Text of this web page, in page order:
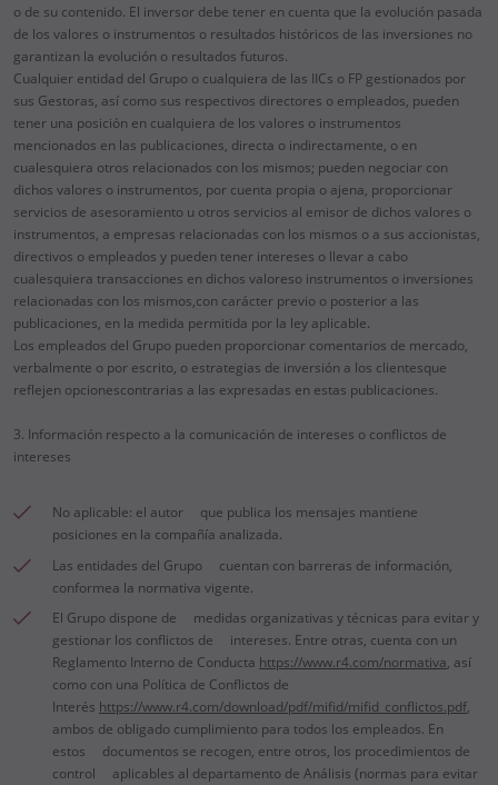
o de su contenido. El inversor debe tener en cuenta que la evolución pasada
de los valores o instrumentos o resultados históricos de las inversiones no
garantizan la evolución o resultados futuros.
Cualquier entidad del Grupo o cualquiera de las IICs o FP gestionados por
sus Gestoras, así como sus respectivos directores o empleados, pueden
tener una posición en cualquiera de los valores o instrumentos
mencionados en las publicaciones, directa o indirectamente, o en
cualesquiera otros relacionados con los mismos; pueden negociar con
dichos valores o instrumentos, por cuenta propia o ajena, proporcionar
servicios de asesoramiento u otros servicios al emisor de dichos valores o
instrumentos, a empresas relacionadas con los mismos o a sus accionistas,
directivos o empleados y pueden tener intereses o llevar a cabo
cualesquiera transacciones en dichos valoreso instrumentos o inversiones
relacionadas con los mismos,con carácter previo o posterior a las
publicaciones, en la medida permitida por la ley aplicable.
Los empleados del Grupo pueden proporcionar comentarios de mercado,
verbalmente o por escrito, o estrategias de inversión a los clientesque
reflejen opcionescontrarias a las expresadas en estas publicaciones.
3. Información respecto a la comunicación de intereses o conflictos de
intereses
No aplicable: el autor que publica los mensajes mantiene
posiciones en la compañía analizada.
Las entidades del Grupo cuentan con barreras de información,
conformea la normativa vigente.
El Grupo dispone de medidas organizativas y técnicas para evitar y
gestionar los conflictos de intereses. Entre otras, cuenta con un
Reglamento Interno de Conducta https://www.r4.com/normativa, así
como con una Política de Conflictos de
Interés https://www.r4.com/download/pdf/mifid/mifid_conflictos.pdf,
ambos de obligado cumplimiento para todos los empleados. En
estos documentos se recogen, entre otros, los procedimientos de
control aplicables al departamento de Análisis (normas para evitar